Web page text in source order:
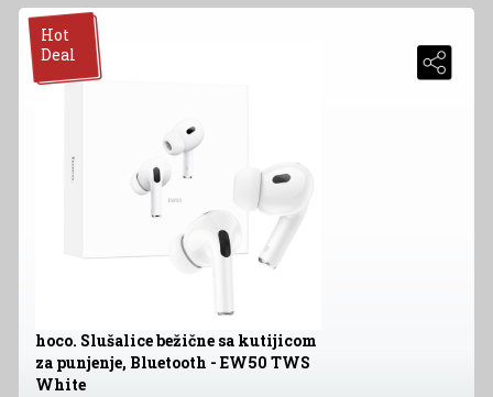
Hot
Deal
hoco. Slušalice bežične sa kutijicom
za punjenje, Bluetooth - EW50 TWS
White